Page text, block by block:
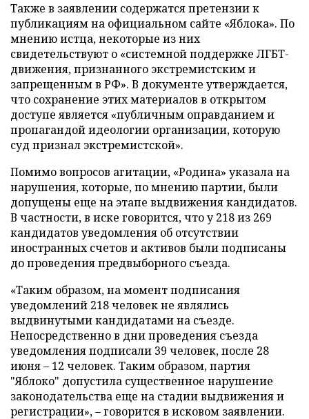
Также в заявлении содержатся претензии к
публикациям на официальном сайте «Яблока». По
мнению истца, некоторые из них
свидетельствуют о «системной поддержке ЛГБТ-
движения, признанного экстремистским и
запрещенным в РФ». В документе утверждается,
что сохранение этих материалов в открытом
доступе является «публичным оправданием и
пропагандой идеологии организации, которую
суд признал экстремистской».
Помимо вопросов агитации, «Родина» указала на
нарушения, которые, по мнению партии, были
допущены еще на этапе выдвижения кандидатов.
В частности, в иске говорится, что у 218 из 269
кандидатов уведомления об отсутствии
иностранных счетов и активов были подписаны
до проведения предвыборного съезда.
«Таким образом, на момент подписания
уведомлений 218 человек не являлись
выдвинутыми кандидатами на съезде.
Непосредственно в дни проведения съезда
уведомления подписали 39 человек, после 28
июня – 12 человек. Таким образом, партия
"Яблоко" допустила существенное нарушение
законодательства еще на стадии выдвижения и
регистрации», – говорится в исковом заявлении.